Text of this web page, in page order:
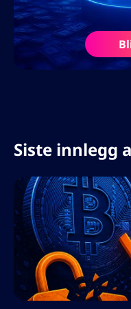
flytende norsk
suksess ledet
internasjonale
innen finans,
Siste innlegg